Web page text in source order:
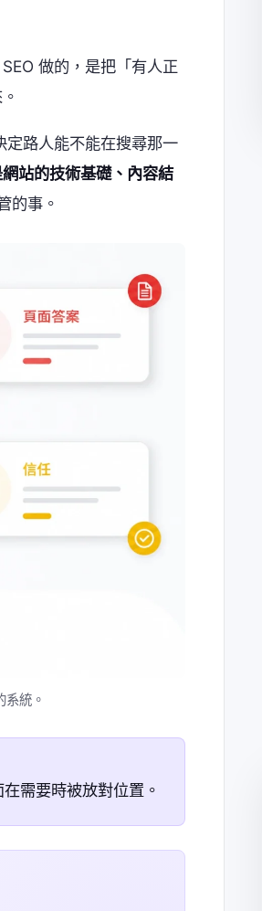
做的，是把「有人正
定路人能不能在搜尋那一
站的技術基礎、內容結
的事。
統。
需要時被放對位置。